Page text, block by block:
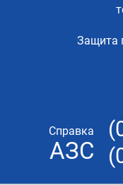
Защита
Справка
АЗС